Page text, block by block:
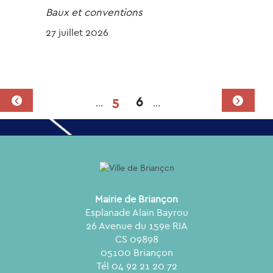
Baux et conventions
27 juillet 2026
… 5 6 …
Mairie de Briançon
Esplanade Alain Bayrou
26 Avenue du 159e RIA
CS 09898
05100 Briançon
Tél 04 92 21 20 72